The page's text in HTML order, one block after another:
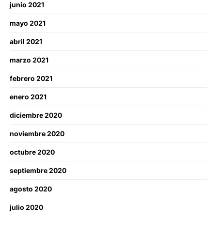
junio 2021
mayo 2021
abril 2021
marzo 2021
febrero 2021
enero 2021
diciembre 2020
noviembre 2020
octubre 2020
septiembre 2020
agosto 2020
julio 2020